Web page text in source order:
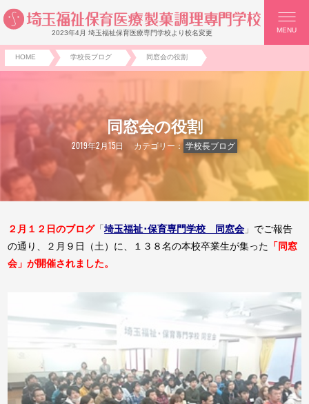
2023年4月 埼玉福祉保育医療専門学校より校名変更 MENU
HOME 学校長ブログ 同窓会の役割
同窓会の役割
2019年2月15日 カテゴリー： 学校長ブログ
２月１２日のブログ「埼玉福祉･保育専門学校 同窓会 」 でご報告
の通り、２月９日（土）に、１３８名の本校卒業生が集った 「同窓
会」が開催されました。